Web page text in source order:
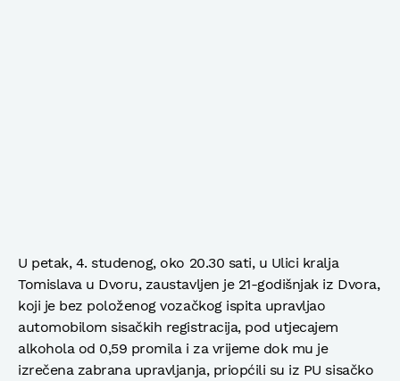
U petak, 4. studenog, oko 20.30 sati, u Ulici kralja
Tomislava u Dvoru, zaustavljen je 21-godišnjak iz Dvora,
koji je bez položenog vozačkog ispita upravljao
automobilom sisačkih registracija, pod utjecajem
alkohola od 0,59 promila i za vrijeme dok mu je
izrečena zabrana upravljanja, priopćili su iz PU sisačko